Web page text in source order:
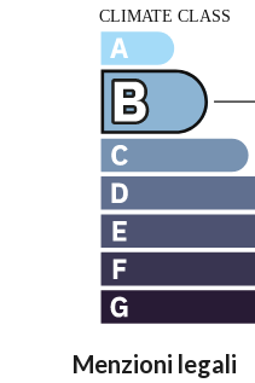
Menzioni legali